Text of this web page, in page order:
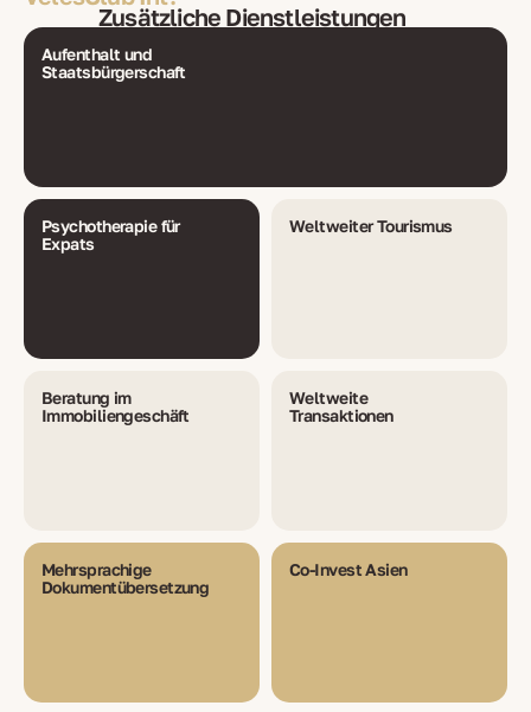
Zusätzliche Dienstleistungen
Aufenthalt und
Staatsbürgerschaft
Psychotherapie für
Expats
Weltweiter Tourismus
Beratung im
Immobiliengeschäft
Weltweite
Transaktionen
Mehrsprachige
Dokumentübersetzung
Co-Invest Asien